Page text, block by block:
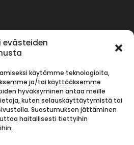
evästeiden
käytämme teknologioita,
ja/tai käyttääksemme
hyväksyminen antaa meille
kuten selauskäyttäytymistä tai
Suostumuksen jättäminen
haitallisesti tiettyihin